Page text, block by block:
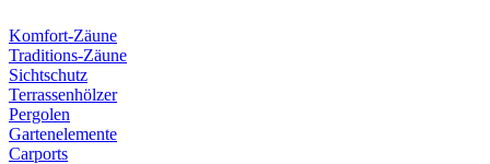
Komfort-Zäune
Traditions-Zäune
Sichtschutz
Terrassenhölzer
Pergolen
Gartenelemente
Carports